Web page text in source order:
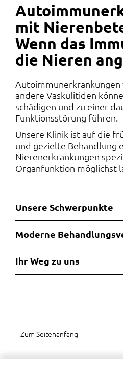
mit
Wenn das
die Nieren
Autoimmunerkrankungen
andere Vaskulitiden
schädigen und zu einer
Funktionsstörung führen.
Unsere Klinik ist auf die
und gezielte Behandlung
Nierenerkrankungen
Organfunktion möglichst
Unsere Schwerpunkte
Moderne
Ihr Weg zu uns
Zum Seitenanfang